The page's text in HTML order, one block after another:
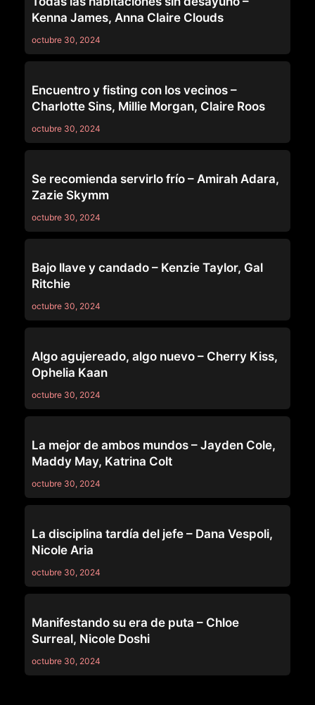
Kenna James, Anna Claire Clouds
octubre 30, 2024
Encuentro y fisting con los vecinos –
Charlotte Sins, Millie Morgan, Claire Roos
octubre 30, 2024
Se recomienda servirlo frío – Amirah Adara,
Zazie Skymm
octubre 30, 2024
Bajo llave y candado – Kenzie Taylor, Gal
Ritchie
octubre 30, 2024
Algo agujereado, algo nuevo – Cherry Kiss,
Ophelia Kaan
octubre 30, 2024
La mejor de ambos mundos – Jayden Cole,
Maddy May, Katrina Colt
octubre 30, 2024
La disciplina tardía del jefe – Dana Vespoli,
Nicole Aria
octubre 30, 2024
Manifestando su era de puta – Chloe
Surreal, Nicole Doshi
octubre 30, 2024